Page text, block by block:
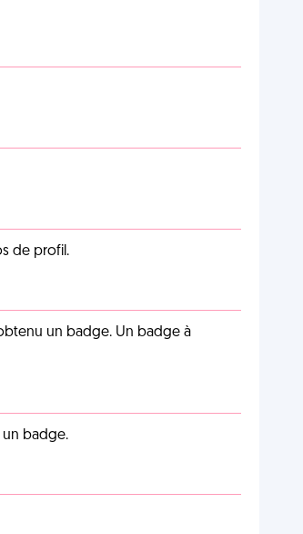
de profil.
un badge. Un badge à
un badge.